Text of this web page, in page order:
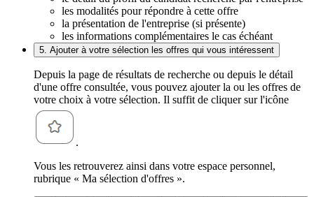
les modalités pour répondre à cette offre
la présentation de l'entreprise (si présente)
les informations complémentaires le cas échéant
5. Ajouter à votre sélection les offres qui vous intéressent
Depuis la page de résultats de recherche ou depuis le détail
d'une offre consultée, vous pouvez ajouter la ou les offres de
votre choix à votre sélection. Il suffit de cliquer sur l'icône
.
Vous les retrouverez ainsi dans votre espace personnel,
rubrique « Ma sélection d'offres ».